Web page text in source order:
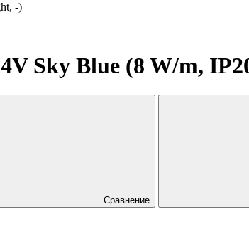
-)
Sky Blue (8 W/m,
Сравнение